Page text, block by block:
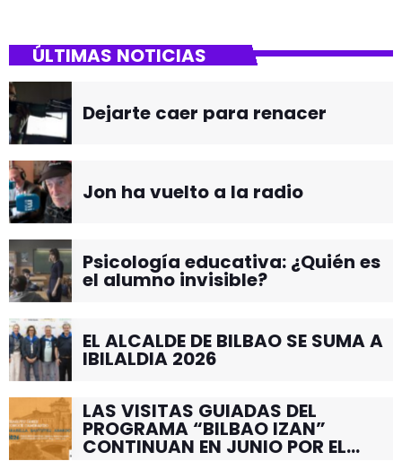
ÚLTIMAS NOTICIAS
Dejarte caer para renacer
Jon ha vuelto a la radio
Psicología educativa: ¿Quién es
el alumno invisible?
EL ALCALDE DE BILBAO SE SUMA A
IBILALDIA 2026
LAS VISITAS GUIADAS DEL
PROGRAMA “BILBAO IZAN”
CONTINUAN EN JUNIO POR EL